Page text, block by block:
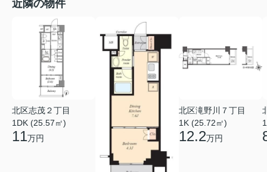
近隣の物件
北区志茂２丁目
1DK (25.57㎡)
11万円
北区滝野川７丁目
1K (25.72㎡)
12.2万円